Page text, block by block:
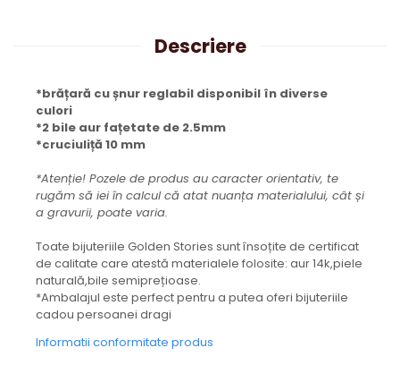
Descriere
*brățară cu șnur reglabil disponibil în diverse
culori
*2 bile aur fațetate de 2.5mm
*cruciuliță 10 mm
*Atenție! Pozele de produs au caracter orientativ, te
rugăm să iei în calcul că atat nuanța materialului, cât și
a gravurii, poate varia.
Toate bijuteriile Golden Stories sunt însoțite de certificat
de calitate care atestă materialele folosite: aur 14k,piele
naturală,bile semiprețioase.
*Ambalajul este perfect pentru a putea oferi bijuteriile
cadou persoanei dragi
Informatii conformitate produs